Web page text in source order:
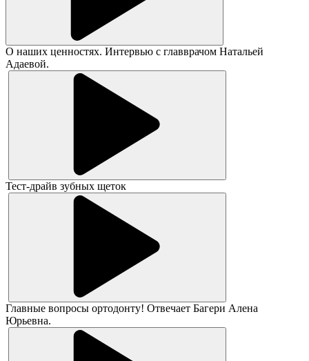
О наших ценностях. Интервью с главврачом Натальей
Адаевой.
Тест-драйв зубных щеток
Главные вопросы ортодонту! Отвечает Багери Алена
Юрьевна.